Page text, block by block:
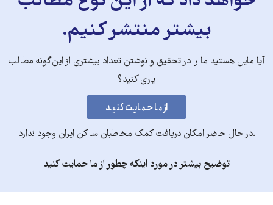
بیشتر منتشر کنیم.
آیا مایل هستید ما را در تحقیق و نوشتن تعداد بیشتری از این‌گونه مطالب
یاری کنید؟
.در حال حاضر امکان دریافت کمک مخاطبان ساکن ایران وجود ندارد
توضیح بیشتر در مورد اینکه چطور از ما حمایت کنید